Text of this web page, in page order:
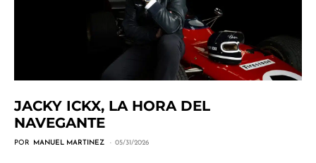
JACKY ICKX, LA HORA DEL
NAVEGANTE
POR MANUEL MARTINEZ 05/31/2026